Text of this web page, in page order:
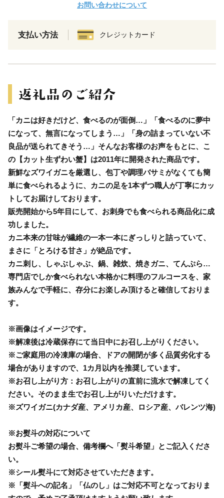
お問い合わせについて
支払い方法 クレジットカード
「カニは好きだけど、食べるのが面倒…」「食べるのに夢中
になって、無言になってしまう…」「身の詰まっていない不
良品が送られてきそう…」そんなお客様のお声をもとに、こ
の【カット生ずわい蟹】は2011年に開発された商品です。
新鮮なズワイガニを厳選し、包丁や調理バサミがなくても簡
単に食べられるように、カニの足を1本ずつ職人が丁寧にカッ
トしてお届けしております。
販売開始から5年目にして、お刺身でも食べられる商品化に成
功しました。
カニ本来の甘味が繊維の一本一本にぎっしりと詰っていて、
まさに「とろける甘さ」が絶品です。
カニ刺し、しゃぶしゃぶ、鍋、雑炊、焼きガニ、てんぷら…
専門店でしか食べられない本格かに料理のフルコースを、家
族みんなで手軽に、存分にお楽しみ頂けると確信しておりま
す。
※画像はイメージです。
※解凍後は冷蔵保存にて当日中にお召し上がりください。
※ご家庭用の冷凍庫の場合、ドアの開閉が多く品質劣化する
場合がありますので、1カ月以内を推奨しています。
※お召し上がり方：お召し上がりの直前に流水で解凍してく
ださい。そのまま生でお召し上がりいただけます。
※ズワイガニ(カナダ産、アメリカ産、ロシア産、バレンツ海)
※お熨斗の対応について
お熨斗ご希望の場合、備考欄へ「熨斗希望」とご記入くださ
い。
※シール熨斗にて対応させていただきます。
※「熨斗への記名」「仏のし」はご対応不可となっておりま